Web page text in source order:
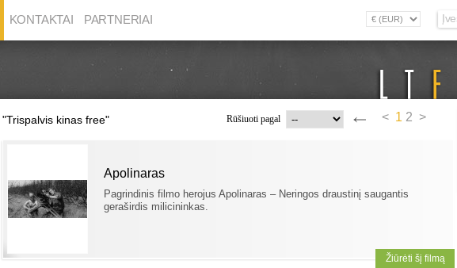
KONTAKTAI PARTNERIAI
"Trispalvis kinas free" Rūšiuoti pagal < 1 2 >
Apolinaras
Pagrindinis filmo herojus Apolinaras – Neringos draustinį saugantis
geraširdis milicininkas.
Žiūrėti šį filmą